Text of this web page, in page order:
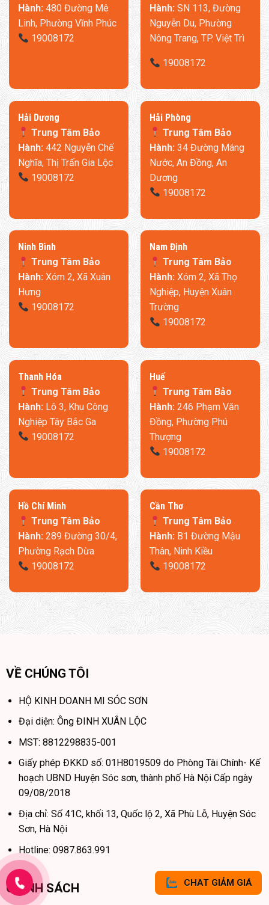
Hành:480 Đường Mê
Linh, Phường Vĩnh Phúc
19008172
Hành:SN 113, Đường
Nguyễn Du, Phường
Nông Trang, TP. Việt Trì
19008172
​Hải Dương
Trung Tâm Bảo
Hành: 442 Nguyễn Chế
Nghĩa, Thị Trấn Gia Lộc
19008172
​Hải Phòng
Trung Tâm Bảo
Hành: 34 Đường Máng
Nước, An Đồng, An
Dương
19008172
Ninh Bình
Trung Tâm Bảo
Hành:Xóm 2, Xã Xuân
Hưng
19008172
​Nam Định
Trung Tâm Bảo
Hành:Xóm 2, Xã Thọ
Nghiệp, Huyện Xuân
Trường
19008172
Thanh Hóa
Trung Tâm Bảo
Hành:Lô 3, Khu Công
Nghiệp Tây Bắc Ga
19008172
​Huế
Trung Tâm Bảo
Hành:246 Phạm Văn
Đồng, Phường Phú
Thượng
19008172
​Hồ Chí Minh
Trung Tâm Bảo
Hành:289 Đường 30/4,
Phường Rạch Dừa
19008172
Cần Thơ
Trung Tâm Bảo
Hành:B1 Đường Mậu
Thân, Ninh Kiều
19008172
VỀ CHÚNG TÔI
HỘ KINH DOANH MI SÓC SƠN
Đại diện: Ông ĐINH XUÂN LỘC
MST: 8812298835-001
Giấy phép ĐKKD số: 01H8019509 do Phòng Tài Chính- Kế
hoạch UBND Huyện Sóc sơn, thành phố Hà Nội Cấp ngày
09/08/2018
Địa chỉ: Số 41C, khối 13, Quốc lộ 2, Xã Phù Lỗ, Huyện Sóc
Sơn, Hà Nội
Hotline: 0987.863.991
CHÍNH SÁCH CHAT GIẢM GIÁ